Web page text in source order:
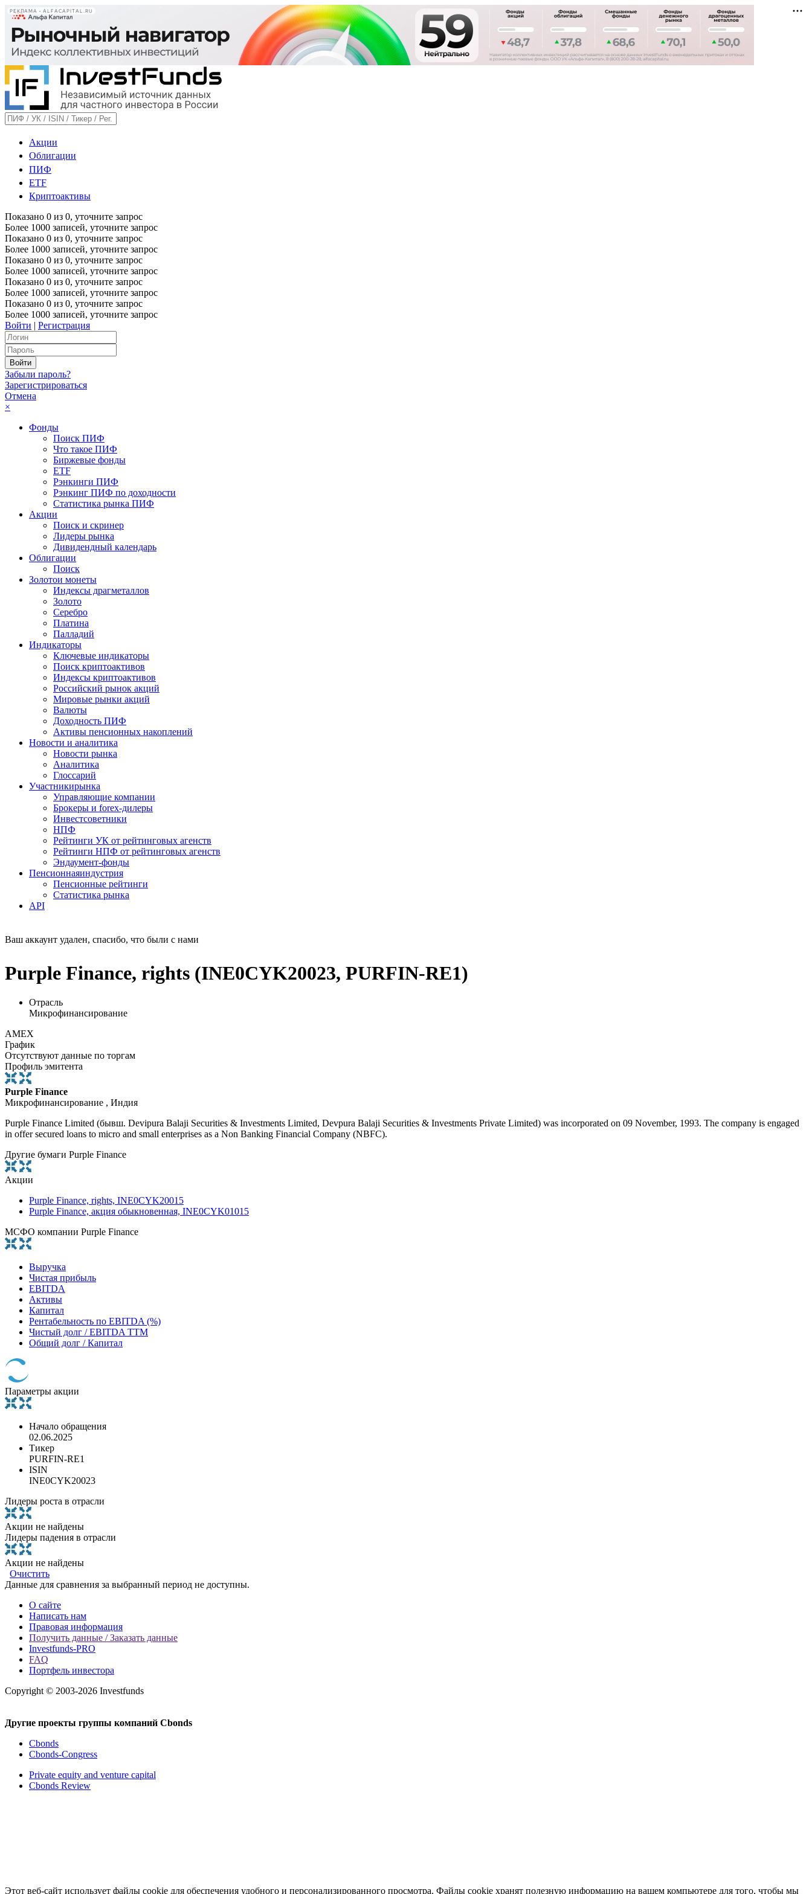
РЕКЛАМА • ALFACAPITAL.RU
Акции
Облигации
ПИФ
ETF
Криптоактивы
Показано 0 из 0, уточните запрос
Более 1000 записей, уточните запрос
Показано 0 из 0, уточните запрос
Более 1000 записей, уточните запрос
Показано 0 из 0, уточните запрос
Более 1000 записей, уточните запрос
Показано 0 из 0, уточните запрос
Более 1000 записей, уточните запрос
Показано 0 из 0, уточните запрос
Более 1000 записей, уточните запрос
Войти | Регистрация
Забыли пароль?
Зарегистрироваться
Отмена
×
Фонды
Поиск ПИФ
Что такое ПИФ
Биржевые фонды
ETF
Рэнкинги ПИФ
Рэнкинг ПИФ по доходности
Статистика рынка ПИФ
Акции
Поиск и скринер
Лидеры рынка
Дивидендный календарь
Облигации
Поиск
Золотои монеты
Индексы драгметаллов
Золото
Серебро
Платина
Палладий
Индикаторы
Ключевые индикаторы
Поиск криптоактивов
Индексы криптоактивов
Российский рынок акций
Мировые рынки акций
Валюты
Доходность ПИФ
Активы пенсионных накоплений
Новости и аналитика
Новости рынка
Аналитика
Глоссарий
Участникирынка
Управляющие компании
Брокеры и forex-дилеры
Инвестсоветники
НПФ
Рейтинги УК от рейтинговых агенств
Рейтинги НПФ от рейтинговых агенств
Эндаумент-фонды
Пенсионнаяиндустрия
Пенсионные рейтинги
Статистика рынка
API
Ваш аккаунт удален, спасибо, что были с нами
Purple Finance, rights (INE0CYK20023, PURFIN-RE1)
Отрасль
Микрофинансирование
AMEX
График
Отсутствуют данные по торгам
Профиль эмитента
Purple Finance
Микрофинансирование , Индия
Purple Finance Limited (бывш. Devipura Balaji Securities & Investments Limited, Devpura Balaji Securities & Investments Private Limited) was incorporated on 09 November, 1993. The company is engaged
in offer secured loans to micro and small enterprises as a Non Banking Financial Company (NBFC).
Другие бумаги Purple Finance
Акции
Purple Finance, rights, INE0CYK20015
Purple Finance, акция обыкновенная, INE0CYK01015
МСФО компании Purple Finance
Выручка
Чистая прибыль
EBITDA
Активы
Капитал
Рентабельность по EBITDA (%)
Чистый долг / EBITDA TTM
Общий долг / Капитал
Параметры акции
Начало обращения
02.06.2025
Тикер
PURFIN-RE1
ISIN
INE0CYK20023
Лидеры роста в отрасли
Акции не найдены
Лидеры падения в отрасли
Акции не найдены
Очистить
Данные для сравнения за выбранный период не доступны.
О сайте
Написать нам
Правовая информация
Получить данные / Заказать данные
Investfunds-PRO
FAQ
Портфель инвестора
Copyright © 2003-2026 Investfunds
Другие проекты группы компаний Cbonds
Cbonds
Cbonds-Congress
Private equity and venture capital
Cbonds Review
Этот веб-сайт использует файлы cookie для обеспечения удобного и персонализированного просмотра. Файлы cookie хранят полезную информацию на вашем компьютере для того, чтобы мы